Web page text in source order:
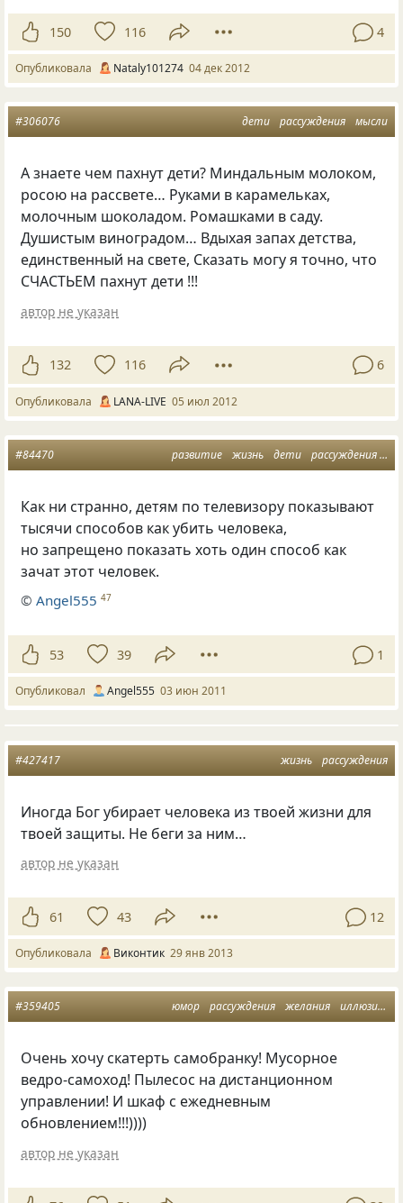
150 116 4
Опубликовала Nataly101274 04 дек 2012
дети рассуждения мысли
#306076
А знаете чем пахнут дети? Миндальным молоком,
росою на рассвете… Руками в карамельках,
молочным шоколадом. Ромашками в саду.
Душистым виноградом… Вдыхая запах детства,
единственный на свете, Сказать могу я точно, что
СЧАСТЬЕМ пахнут дети !!!
автор не указан
132 116 6
Опубликовала LANA-LIVE 05 июл 2012
развитие жизнь дети рассуждения
#84470
Как ни странно, детям по телевизору показывают
тысячи способов как убить человека,
но запрещено показать хоть один способ как
зачат этот человек.
©Аngel555 47
53 39 1
Опубликовал Аngel555 03 июн 2011
жизнь рассуждения
#427417
Иногда Бог убирает человека из твоей жизни для
твоей защиты. Не беги за ним…
автор не указан
61 43 12
Опубликовала Виконтик 29 янв 2013
юмор рассуждения желания иллюзии
#359405
Очень хочу скатерть самобранку! Мусорное
ведро-самоход! Пылесос на дистанционном
управлении! И шкаф с ежедневным
обновлением!!!))))
автор не указан